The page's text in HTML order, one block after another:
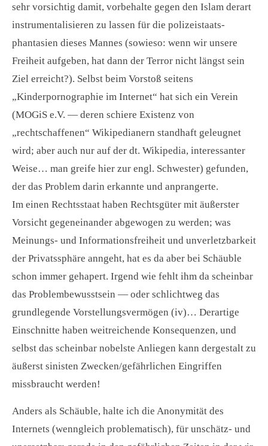
sehr vorsichtig damit, vorbehalte gegen den Islam derart
instrumentalisieren zu lassen für die polizeistaats-
phantasien dieses Mannes (sowieso: wenn wir unsere
Freiheit aufgeben, hat dann der Terror nicht längst sein
Ziel erreicht?). Selbst beim Vorstoß seitens
„Kinderpornographie im Internet“ hat sich ein Verein
(MOGiS e.V. — deren schiere Existenz von
„rechtschaffenen“ Wikipedianern standhaft geleugnet
wird; aber auch nur auf der dt. Wikipedia, interessanter
Weise… man greife hier zur engl. Schwester) gefunden,
der das Problem darin erkannte und anprangerte.
Im einen Rechtsstaat haben Rechtsgüter mit äußerster
Vorsicht gegeneinander abgewogen zu werden; was
Meinungs- und Informationsfreiheit und unverletzbarkeit
der Privatssphäre anngeht, hat es da aber bei Schäuble
schon immer gehapert. Irgend wie fehlt ihm da scheinbar
das Problembewusstsein — oder schlichtweg das
grundlegende Vorstellungsvermögen (iv)… Derartige
Einschnitte haben weitreichende Konsequenzen, und
selbst das scheinbar nobelste Anliegen kann dergestalt zu
äußerst sinisten Zwecken/gefährlichen Eingriffen
missbraucht werden!
Anders als Schäuble, halte ich die Anonymität des
Internets (wenngleich problematisch), für unschätz- und